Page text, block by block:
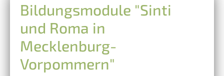
Bildungsmodule "Sinti
und Roma in
Mecklenburg-
Vorpommern"